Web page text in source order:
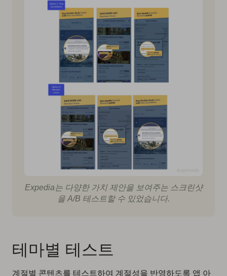
Expedia는 다양한 가치 제안을 보여주는 스크린샷
을 A/B 테스트할 수 있었습니다.
테마별 테스트
계절별 콘텐츠를 테스트하여 계절성을 반영하도록 앱 아